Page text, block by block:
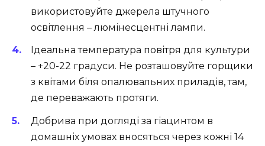
використовуйте джерела штучного
освітлення – люмінесцентні лампи.
Ідеальна температура повітря для культури
– +20-22 градуси. Не розташовуйте горщики
з квітами біля опалювальних приладів, там,
де переважають протяги.
Добрива при догляді за гіацинтом в
домашніх умовах вносяться через кожні 14